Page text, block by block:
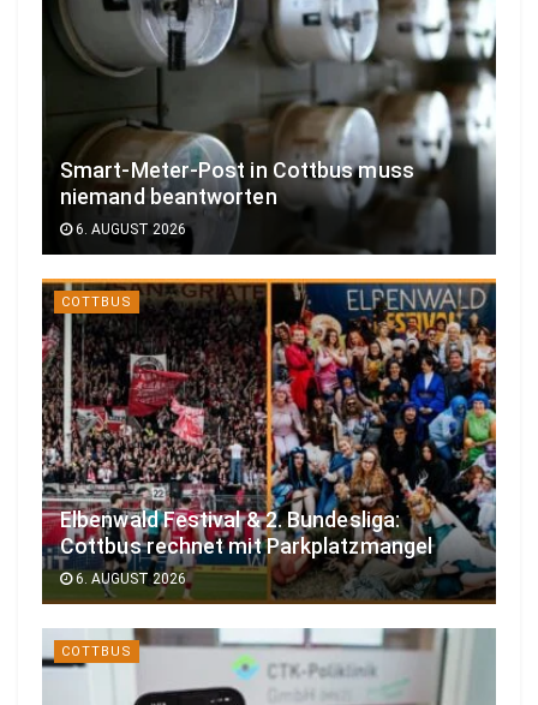
Smart-Meter-Post in Cottbus muss
niemand beantworten
6. AUGUST 2026
COTTBUS
Elbenwald Festival & 2. Bundesliga:
Cottbus rechnet mit Parkplatzmangel
6. AUGUST 2026
COTTBUS